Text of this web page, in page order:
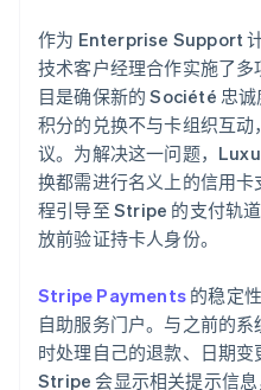
作为 Enterprise Support
技术客户经理合作实施了
目是确保新的 Société 忠
积分的兑换不与卡组织互
议。为解决这一问题，
换都需进行名义上的信用
程引导至 Stripe 的支付轨
放前验证持卡人身份。
Stripe Payments 的稳定
自助服务门户。与之前的
时处理自己的退款、日期变
Stripe 会显示相关提示信